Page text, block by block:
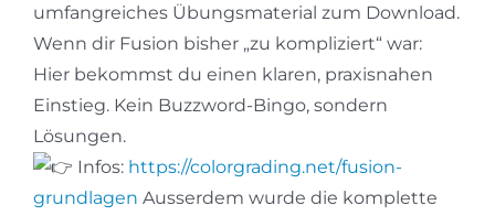
umfangreiches Übungsmaterial zum Download.
Wenn dir Fusion bisher „zu kompliziert“ war:
Hier bekommst du einen klaren, praxisnahen
Einstieg. Kein Buzzword-Bingo, sondern
Lösungen.
Infos: https://colorgrading.net/fusion-
grundlagen Ausserdem wurde die komplette